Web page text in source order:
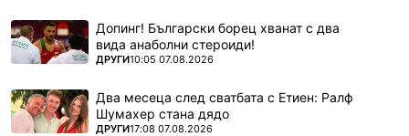
Допинг! Български борец хванат с два
вида анаболни стероиди!
ПОВЕЧЕ ОТ
ДРУГИ10:05 07.08.2026
Два месеца след сватбата с Етиен: Ралф
Шумахер стана дядо
ПОВЕЧЕ ОТ
ДРУГИ17:08 07.08.2026